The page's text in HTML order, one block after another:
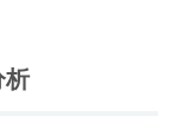
析